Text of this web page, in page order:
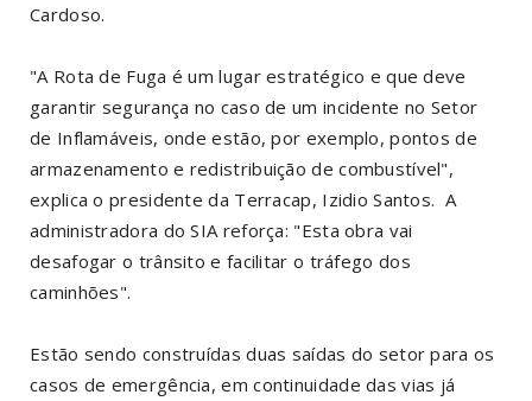
Cardoso.
"A Rota de Fuga é um lugar estratégico e que deve
garantir segurança no caso de um incidente no Setor
de Inflamáveis, onde estão, por exemplo, pontos de
armazenamento e redistribuição de combustível",
explica o presidente da Terracap, Izidio Santos. A
administradora do SIA reforça: "Esta obra vai
desafogar o trânsito e facilitar o tráfego dos
caminhões".
Estão sendo construídas duas saídas do setor para os
casos de emergência, em continuidade das vias já